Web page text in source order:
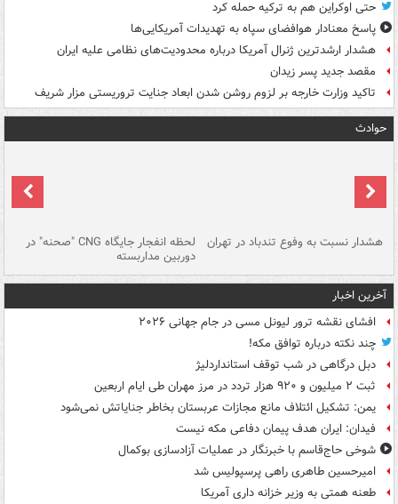
حتی اوکراین هم به ترکیه حمله کرد
پاسخ معنادار هوافضای سپاه به تهدیدات آمریکایی‌ها
هشدار ارشدترین ژنرال آمریکا درباره محدودیت‌های نظامی علیه ایران
مقصد جدید پسر زیدان
تاکید وزارت خارجه بر لزوم روشن شدن ابعاد جنایت تروریستی مزار شریف
حوادث
هشدار نسبت به وفوع تندباد در تهران لحظه انفجار جایگاه CNG "صحنه" در
دوربین مداربسته
آخرین اخبار
افشای نقشه ترور لیونل مسی در جام جهانی ۲۰۲۶
چند نکته درباره توافق مکه!
دبل درگاهی در شب توقف استانداردلیژ
ثبت ۲ میلیون و ۹۲۰ هزار تردد در مرز مهران طی ایام اربعین
یمن: تشکیل ائتلاف مانع مجازات عربستان بخاطر جنایاتش نمی‌شود
فیدان: ایران هدف پیمان دفاعی مکه نیست
شوخی حاج‌قاسم با خبرنگار در عملیات آزادسازی بوکمال
امیرحسین طاهری راهی پرسپولیس شد
طعنه همتی به وزیر خزانه داری آمریکا